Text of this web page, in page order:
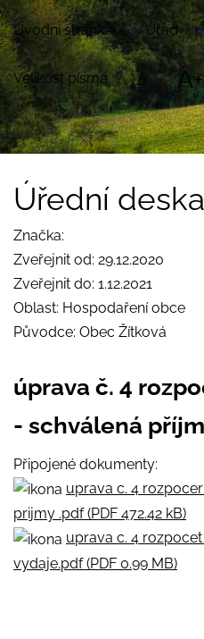
Úvodní stránka Úřad
Velikost písma: A A+
Úřední deska
Značka:
Zveřejnit od: 29.12.2020
Zveřejnit do: 1.12.2021
Oblast: Hospodaření obce
Původce: Obec Žítková
úprava č. 4
- schválená
Připojené dokumenty:
uprava c. 4
prijmy .pdf (PDF 472.42 kB)
uprava c. 4
vydaje.pdf (PDF 0.99 MB)